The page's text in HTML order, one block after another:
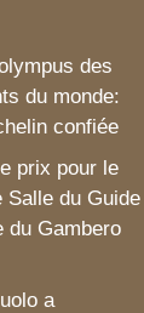
des
du monde:
confiée
prix pour le
Salle du Guide
du Gambero
a